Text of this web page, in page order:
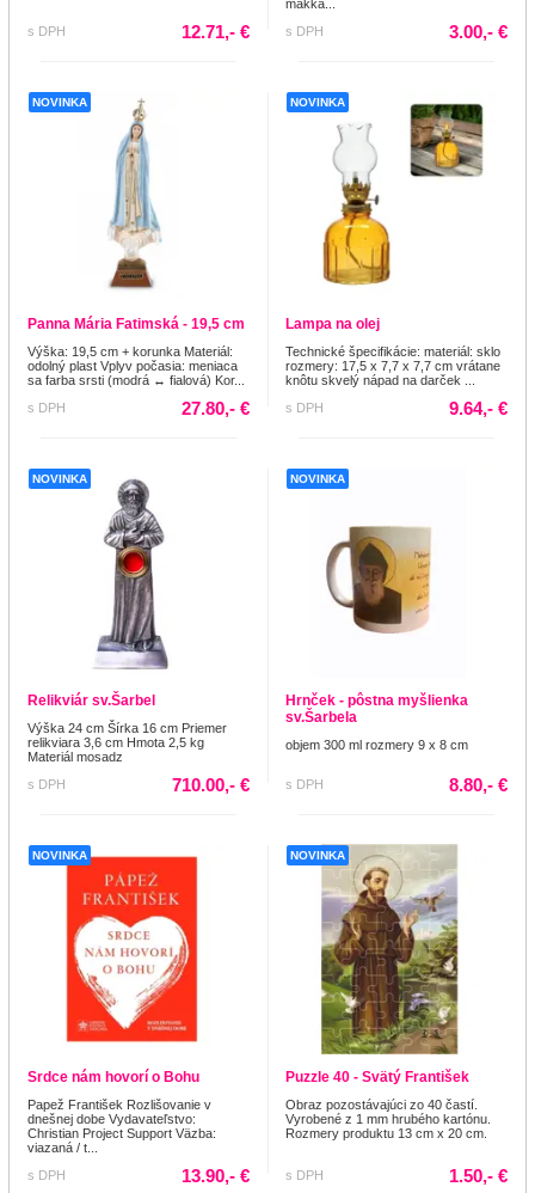
s DPH 12.71,- €
mäkká...
s DPH
3.00,- €
NOVINKA
Panna Mária Fatimská - 19,5 cm
Výška: 19,5 cm + korunka Materiál:
odolný plast Vplyv počasia: meniaca
sa farba srsti (modrá ↔ fialová) Kor...
s DPH
27.80,- €
NOVINKA
Lampa na olej
Technické špecifikácie: materiál: sklo
rozmery: 17,5 x 7,7 x 7,7 cm vrátane
knôtu skvelý nápad na darček ...
s DPH
9.64,- €
NOVINKA
Relikviár sv.Šarbel
Výška 24 cm Šírka 16 cm Priemer
relikviara 3,6 cm Hmota 2,5 kg
Materiál mosadz
s DPH
710.00,- €
NOVINKA
Hrnček - pôstna myšlienka
sv.Šarbela
objem 300 ml rozmery 9 x 8 cm
s DPH 8.80,- €
NOVINKA
Srdce nám hovorí o Bohu
Papež František Rozlišovanie v
dnešnej dobe Vydavateľstvo:
Christian Project Support Väzba:
viazaná / t...
s DPH
13.90,- €
NOVINKA
Puzzle 40 - Svätý František
Obraz pozostávajúci zo 40 častí.
Vyrobené z 1 mm hrubého kartónu.
Rozmery produktu 13 cm x 20 cm.
s DPH 1.50,- €